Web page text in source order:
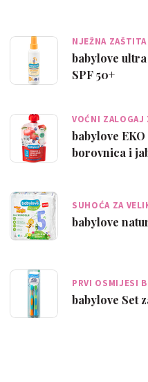
NJEŽNA
babylove
SPF 50+
VOĆNI
babylove
borovnica i
SUHOĆA ZA
babylove
PRVI OSMIJESI
babylove Set